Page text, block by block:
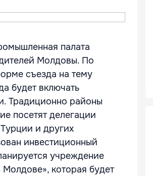
палата
Молдовы. По
съезда на тему
будет включать
Традиционно районы
посетят делегации
и других
инвестиционный
учреждение
которая будет